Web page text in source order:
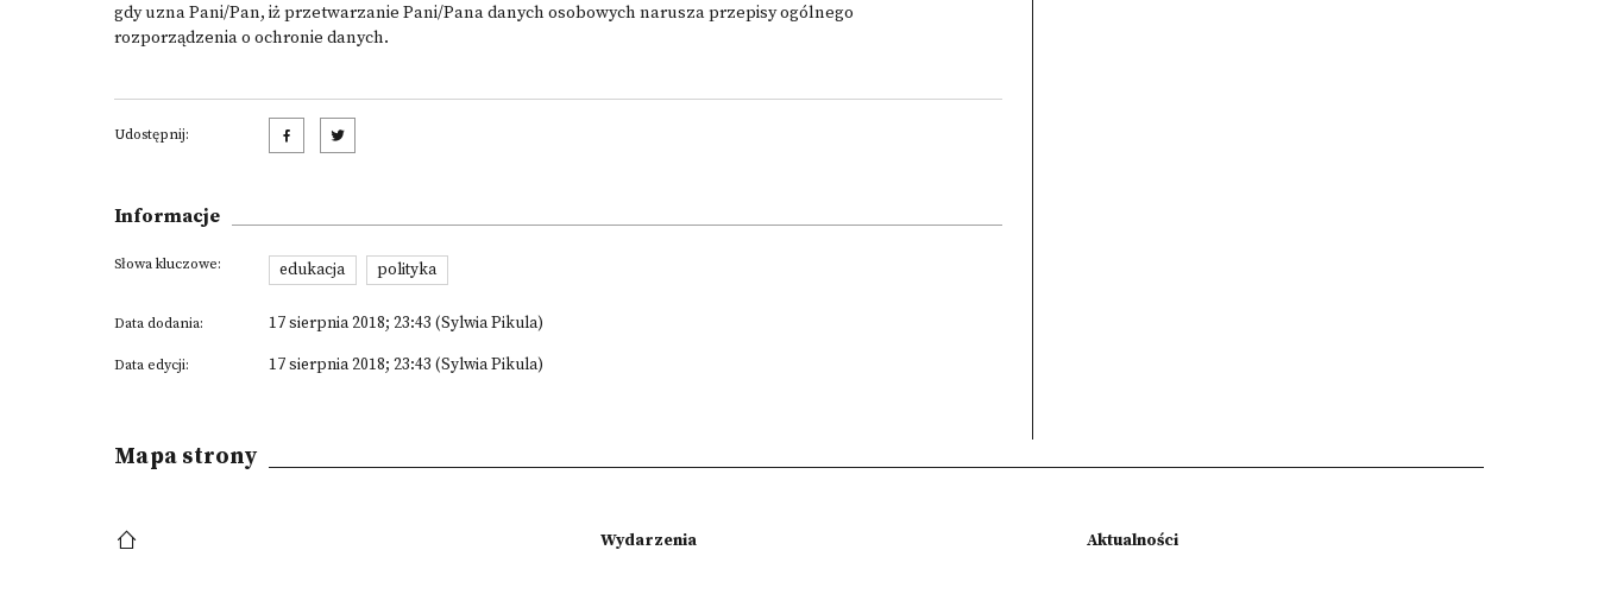
gdy uzna Pani/Pan, iż przetwarzanie Pani/Pana danych osobowych narusza przepisy ogólnego
rozporządzenia o ochronie danych.
Udostępnij:
Informacje
Słowa kluczowe: edukacja polityka
Data dodania: 17 sierpnia 2018; 23:43 (Sylwia Pikula)
Data edycji: 17 sierpnia 2018; 23:43 (Sylwia Pikula)
Mapa strony
Wydarzenia Aktualności